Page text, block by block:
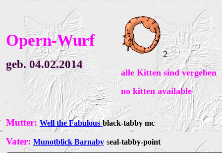
Opern-Wurf
geb. 04.02.2014
2
alle Kitten sind vergeben
no kitten available
Mutter: Wellthe Fabulous black-tabby mc
Vater: Munotblick Barnaby seal-tabby-point